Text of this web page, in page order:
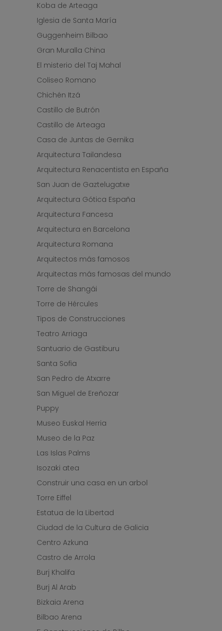
Koba de Arteaga
Iglesia de Santa María
Guggenheim Bilbao
Gran Muralla China
El misterio del Taj Mahal
Coliseo Romano
Chichén Itzá
Castillo de Butrón
Castillo de Arteaga
Casa de Juntas de Gernika
Arquitectura Tailandesa
Arquitectura Renacentista en España
San Juan de Gaztelugatxe
Arquitectura Gótica España
Arquitectura Fancesa
Arquitectura en Barcelona
Arquitectura Romana
Arquitectos más famosos
Arquitectas más famosas del mundo
Torre de Shangái
Torre de Hércules
Tipos de Construcciones
Teatro Arriaga
Santuario de Gastiburu
Santa Sofia
San Pedro de Atxarre
San Miguel de Ereñozar
Puppy
Museo Euskal Herria
Museo de la Paz
Las Islas Palms
Isozaki atea
Construir una casa en un arbol
Torre Eiffel
Estatua de la Libertad
Ciudad de la Cultura de Galicia
Centro Azkuna
Castro de Arrola
Burj Khalifa
Burj Al Arab
Bizkaia Arena
Bilbao Arena